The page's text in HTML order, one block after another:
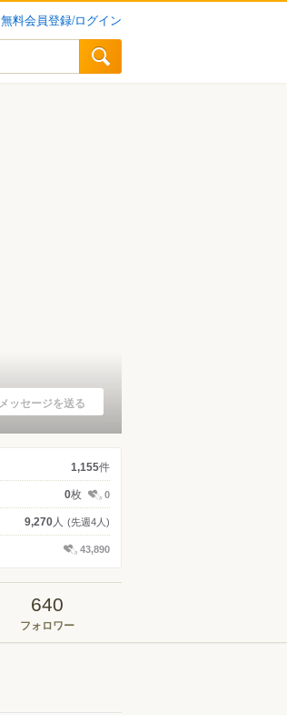
無料会員登録/ログイン
メッセージを送る
1,155件
0枚 0
9,270人 (先週4人)
43,890
640
フォロワー